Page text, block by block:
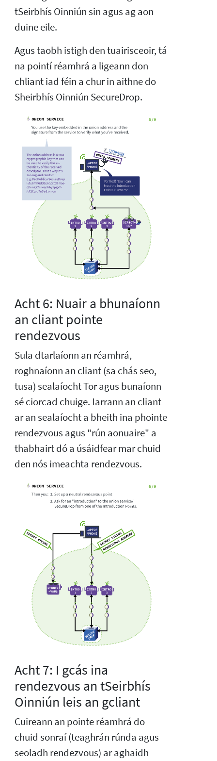
tSeirbhís Oinniún sin agus ag aon
duine eile.
Agus taobh istigh den tuairisceoir, tá
na pointí réamhrá a ligeann don
chliant iad féin a chur in aithne do
Sheirbhís Oinniún SecureDrop.
Acht 6: Nuair a bhunaíonn
an cliant pointe
rendezvous
Sula dtarlaíonn an réamhrá,
roghnaíonn an cliant (sa chás seo,
tusa) sealaíocht Tor agus bunaíonn
sé ciorcad chuige. Iarrann an cliant
ar an sealaíocht a bheith ina phointe
rendezvous agus "rún aonuaire" a
thabhairt dó a úsáidfear mar chuid
den nós imeachta rendezvous.
Acht 7: I gcás ina
rendezvous an tSeirbhís
Oinniún leis an gcliant
Cuireann an pointe réamhrá do
chuid sonraí (teaghrán rúnda agus
seoladh rendezvous) ar aghaidh